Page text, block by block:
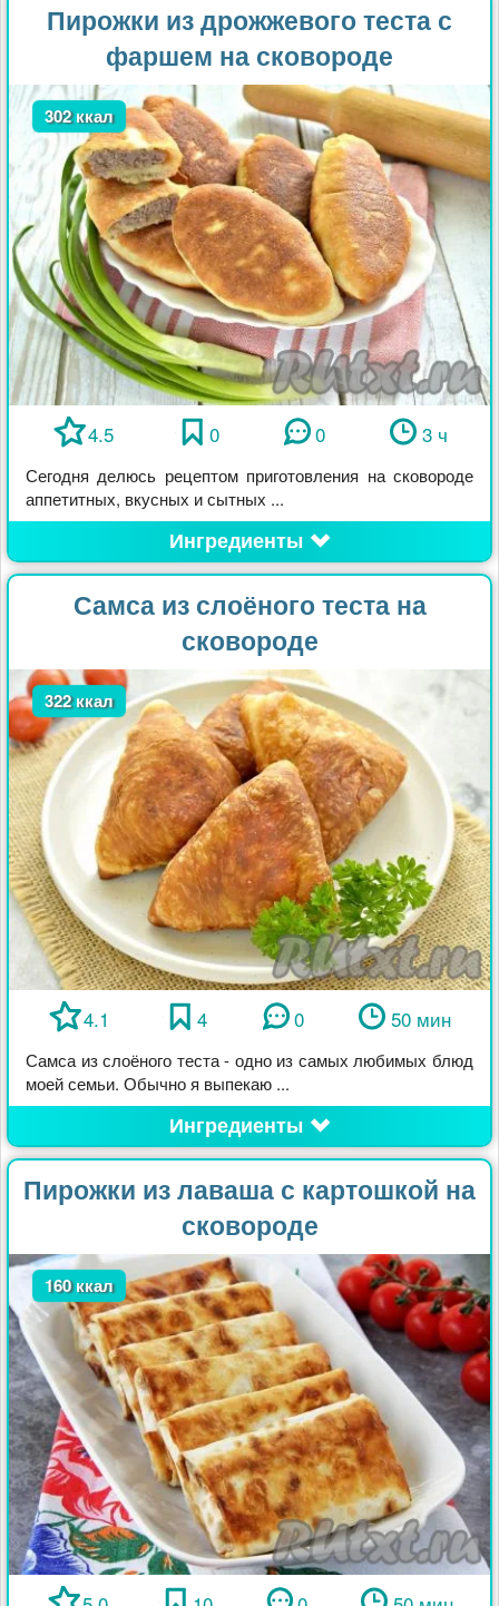
Пирожки из дрожжевого теста с
фаршем на сковороде
302 ккал
4.5 0 0 3 ч
Сегодня делюсь рецептом приготовления на сковороде
аппетитных, вкусных и сытных ...
Ингредиенты
Самса из слоёного теста на
сковороде
322 ккал
4.1 4 0 50 мин
Самса из слоёного теста - одно из самых любимых блюд
моей семьи. Обычно я выпекаю ...
Ингредиенты
Пирожки из лаваша с картошкой на
сковороде
160 ккал